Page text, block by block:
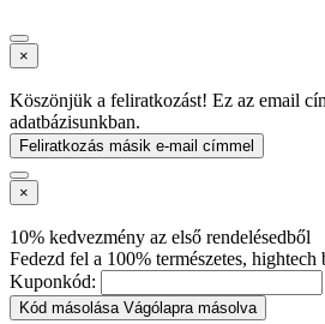
×
Köszönjük a feliratkozást! Ez az email
adatbázisunkban.
Feliratkozás másik e-mail címmel
×
10% kedvezmény az első rendelésedből
Fedezd fel a 100% természetes, hightech
Kuponkód:
Kód másolása Vágólapra másolva